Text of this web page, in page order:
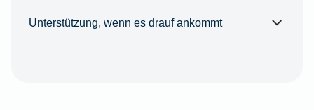
Unterstützung, wenn es drauf ankommt